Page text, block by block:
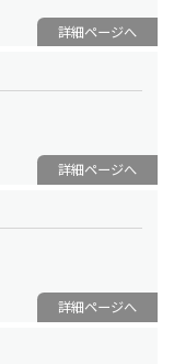
詳細ページへ
詳細ページへ
詳細ページへ